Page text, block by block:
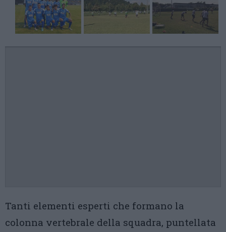
Tanti elementi esperti che formano la
colonna vertebrale della squadra, puntellata